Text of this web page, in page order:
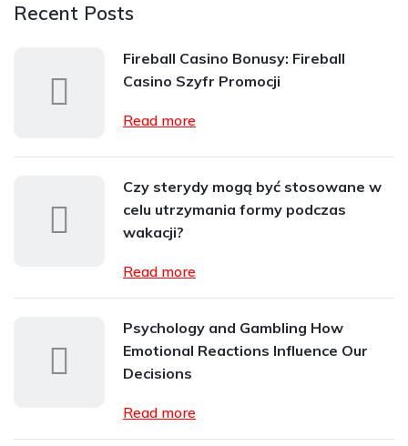
Recent Posts
Fireball Casino Bonusy: Fireball
Casino Szyfr Promocji
Read more
Czy sterydy mogą być stosowane w
celu utrzymania formy podczas
wakacji?
Read more
Psychology and Gambling How
Emotional Reactions Influence Our
Decisions
Read more